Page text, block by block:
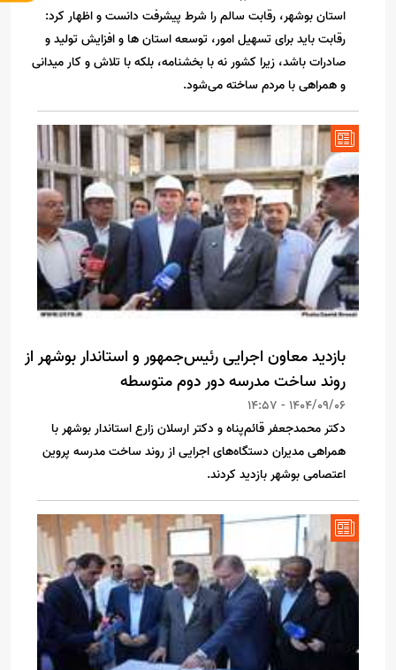
استان بوشهر، رقابت سالم را شرط پیشرفت دانست و اظهار کرد:
رقابت باید برای تسهیل امور، توسعه استان ها و افزایش تولید و
صادرات باشد، زیرا کشور نه با بخشنامه، بلکه با تلاش و کار میدانی
و همراهی با مردم ساخته می‌شود.
بازدید معاون اجرایی رئیس‌جمهور و استاندار بوشهر از
روند ساخت مدرسه دور دوم متوسطه
1404/09/06 - 14:57
دکتر محمدجعفر قائم‌پناه و دکتر ارسلان زارع استاندار بوشهر با
همراهی مدیران دستگاه‌های اجرایی از روند ساخت مدرسه پروین
اعتصامی بوشهر بازدید کردند.